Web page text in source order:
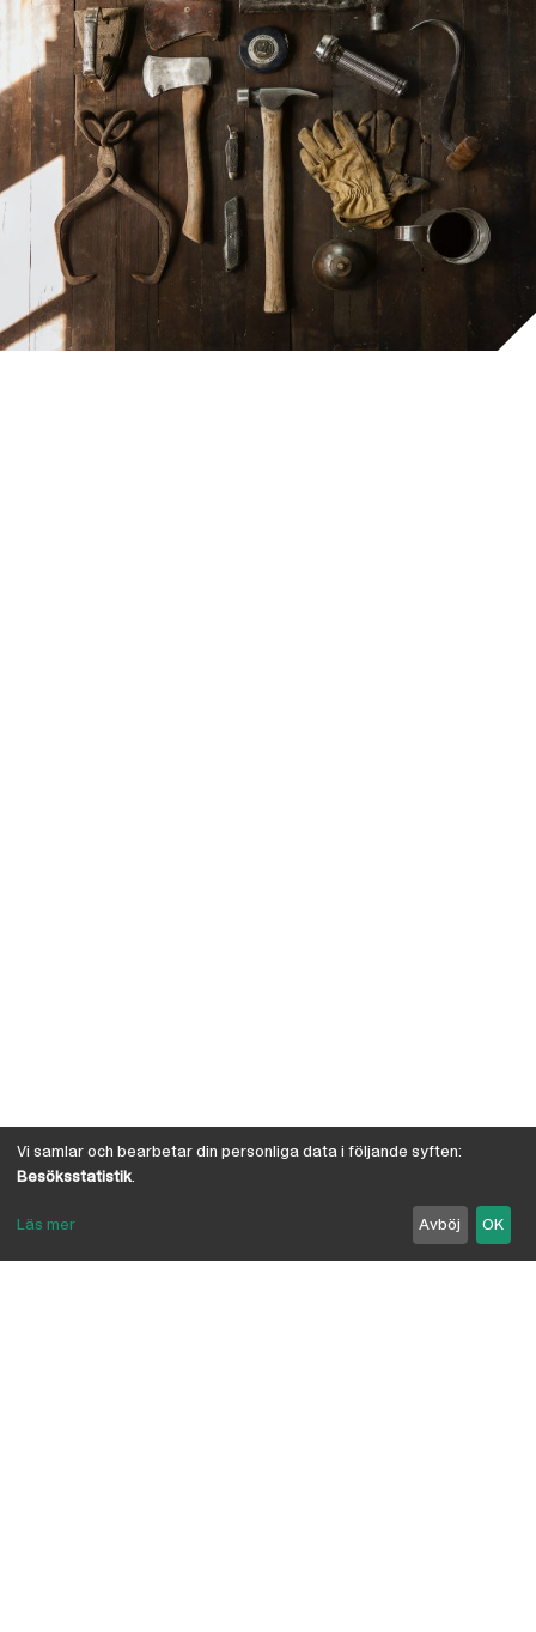
Vi samlar och bearbetar din personliga data i följande syften:
Besöksstatistik.
Läs mer Avböj OK